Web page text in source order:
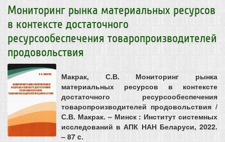
Мониторинг рынка материальных ресурсов
в контексте достаточного
ресурсообеспечения товаропроизводителей
продовольствия
Макрак, С.В. Мониторинг рынка
материальных ресурсов в контексте
достаточного ресурсообеспечения
товаропроизводителей продовольствия /
С.В. Макрак. – Минск : Институт системных
исследований в АПК НАН Беларуси, 2022.
– 87 c.